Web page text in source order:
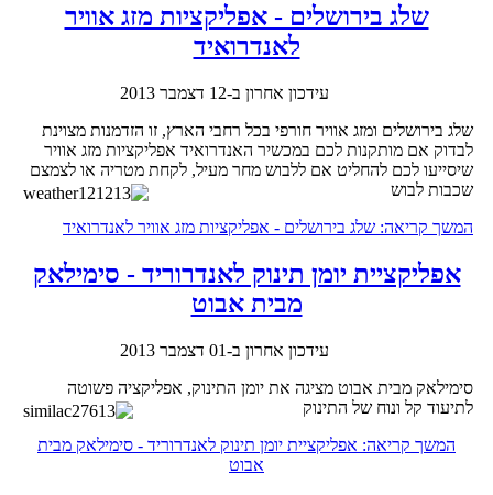
שלג בירושלים - אפליקציות מזג אוויר
לאנדרואיד
עידכון אחרון ב-12 דצמבר 2013
שלג בירושלים ומזג אוויר חורפי בכל רחבי הארץ, זו הזדמנות מצוינת
לבדוק אם מותקנות לכם במכשיר האנדרואיד אפליקציות מזג אוויר
שיסייעו לכם להחליט אם ללבוש מחר מעיל, לקחת מטריה או לצמצם
שכבות לבוש
המשך קריאה: שלג בירושלים - אפליקציות מזג אוויר לאנדרואיד
אפליקציית יומן תינוק לאנדרוריד - סימילאק
מבית אבוט
עידכון אחרון ב-01 דצמבר 2013
סימילאק מבית אבוט מציגה את יומן התינוק, אפליקציה פשוטה
לתיעוד קל ונוח של התינוק
המשך קריאה: אפליקציית יומן תינוק לאנדרוריד - סימילאק מבית
אבוט